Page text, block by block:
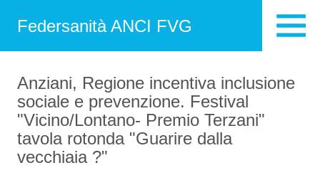
Federsanità ANCI FVG
Anziani, Regione incentiva inclusione
sociale e prevenzione. Festival
"Vicino/Lontano- Premio Terzani"
tavola rotonda "Guarire dalla
vecchiaia ?"